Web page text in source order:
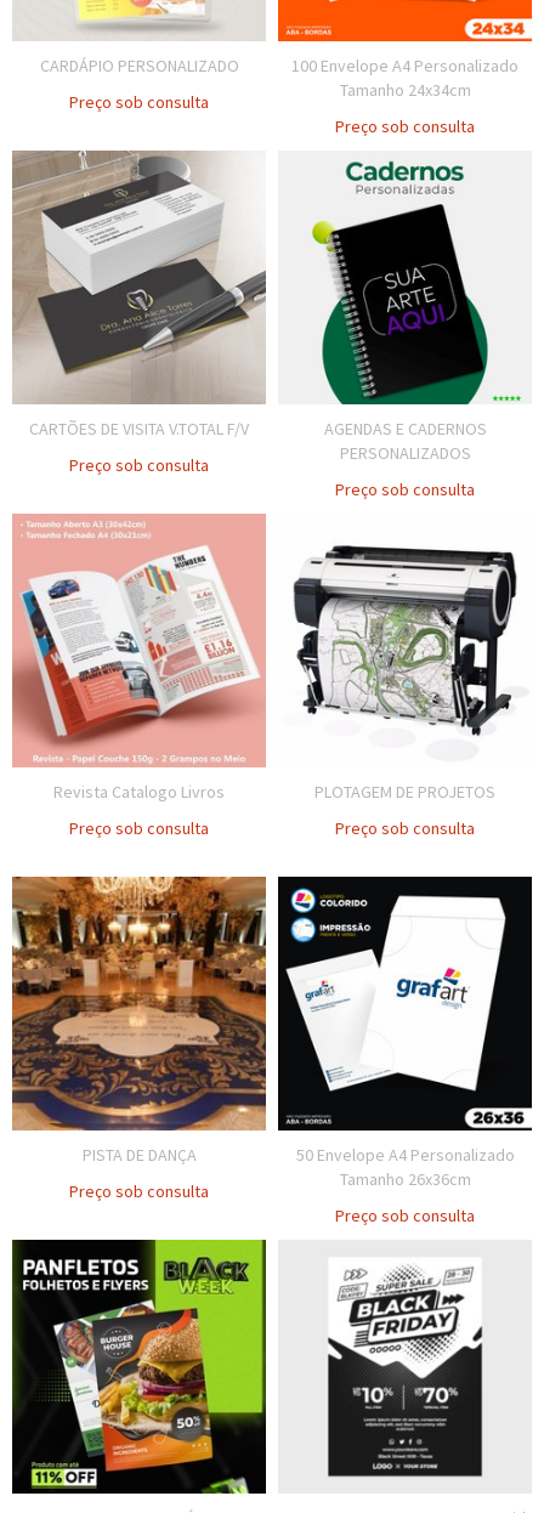
CARDÁPIO PERSONALIZADO
Preço sob consulta
100 Envelope A4 Personalizado
Tamanho 24x34cm
Preço sob consulta
CARTÕES DE VISITA V.TOTAL F/V
Preço sob consulta
AGENDAS E CADERNOS
PERSONALIZADOS
Preço sob consulta
Revista Catalogo Livros
Preço sob consulta
PLOTAGEM DE PROJETOS
Preço sob consulta
PISTA DE DANÇA
Preço sob consulta
50 Envelope A4 Personalizado
Tamanho 26x36cm
Preço sob consulta